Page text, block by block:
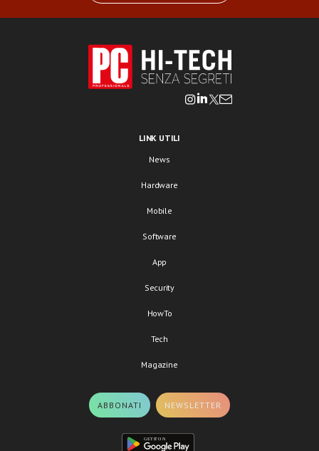
LINK UTILI
News
Hardware
Mobile
Software
App
Security
HowTo
Tech
Magazine
ABBONATI NEWSLETTER